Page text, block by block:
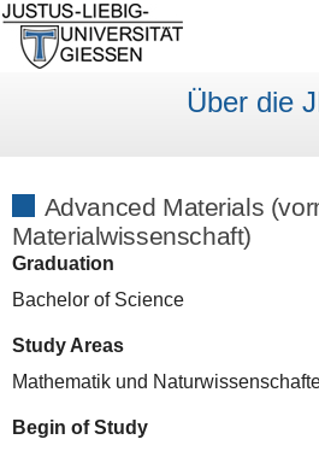
Über die
Advanced Materials
Materialwissenschaft)
Graduation
Bachelor of Science
Study Areas
Mathematik und
Begin of Study